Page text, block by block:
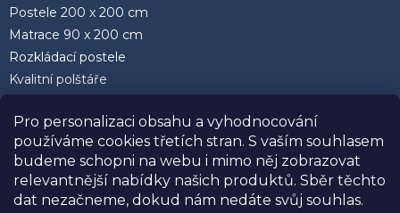
Pro personalizaci obsahu a vyhodnocování
používáme cookies třetích stran. S vaším souhlasem
budeme schopni na webu i mimo něj zobrazovat
relevantnější nabídky našich produktů. Sběr těchto
dat nezačneme, dokud nám nedáte svůj souhlas.
Postele 200 x 200 cm
Matrace 90 x 200 cm
Rozkládací postele
Kvalitní polštáře
Facebook